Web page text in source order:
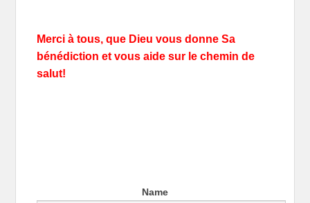
Merci à tous, que Dieu vous donne Sa
bénédiction et vous aide sur le chemin de
salut!
Name